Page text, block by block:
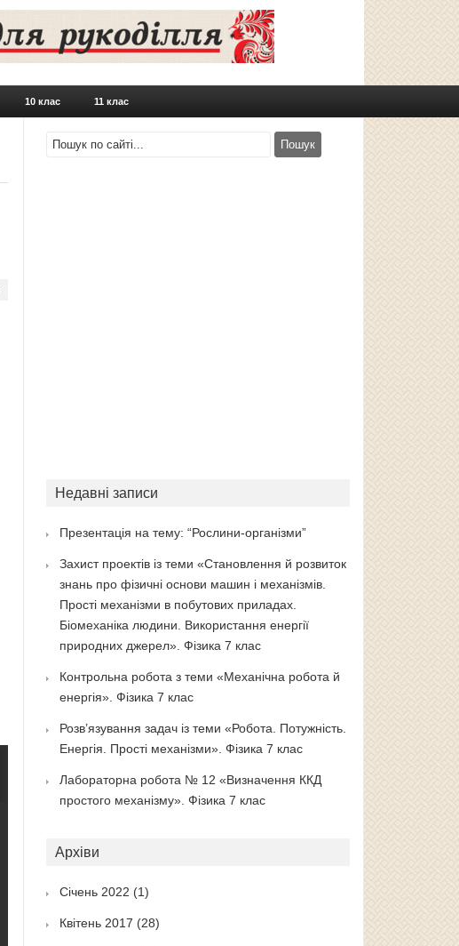
10 клас 11 клас
Недавні записи
Презентація на тему: “Рослини-організми”
Захист проектів із теми «Становлення й розвиток
знань про фізичні основи машин і механізмів.
Прості механізми в побутових приладах.
Біомеханіка людини. Використання енергії
природних джерел». Фізика 7 клас
Контрольна робота з теми «Механічна робота й
енергія». Фізика 7 клас
Розв’язування задач із теми «Робота. Потужність.
Енергія. Прості механізми». Фізика 7 клас
Лабораторна робота № 12 «Визначення ККД
простого механізму». Фізика 7 клас
Архіви
Січень 2022 (1)
Квітень 2017 (28)